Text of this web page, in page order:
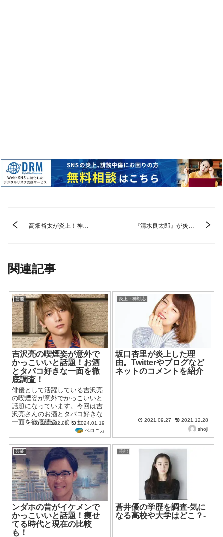
高畑裕太が炎上！神対
『清水良太郎』が炎
関連記事
芸能
吉沢亮の喫煙姿が意外で
かっこいいと話題！お酒
とタバコ好きな一面を徹
底調査！
俳優として活躍している吉沢亮
の喫煙姿が意外でかっこいいと
話題になっています。今回は吉
沢亮さんのお酒とタバコ好きな
一面を徹底調査しました。
2023.02.08
2024.01.19
ベロニカ
炎上・神対応
坂口杏里が炎上した理
由。Twitterやブログなど
ネットのコメントを紹介
2021.09.27
2021.12.28
shoji
芸能
ンダホの昔がイケメンで
かっこいいと話題！痩せ
てる時代と現在の比較
も！
芸能
蒼井優の学歴を調査-気に
なる高校や大学はどこ？-